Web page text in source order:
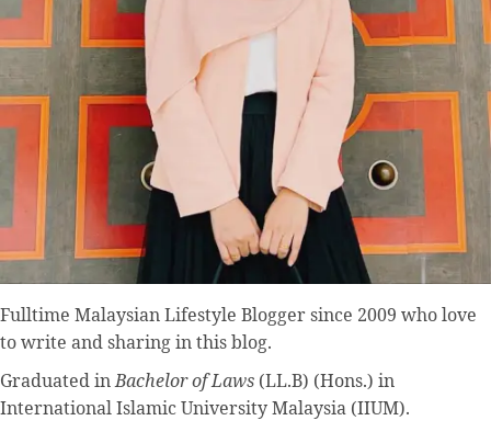
Fulltime Malaysian Lifestyle Bloggersince 2009 who love
to write and sharing in this blog.
Graduated inBachelor of Laws (LL.B) (Hons.) in
International Islamic University Malaysia (IIUM).